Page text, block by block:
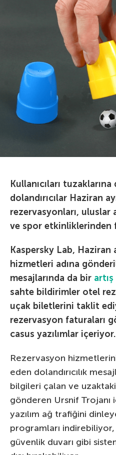
Kullanıcıları
dolandırıcılar Haziran
rezervasyonları, uluslar
ve spor etkinliklerinden
Kaspersky Lab, Haziran
hizmetleri adına
mesajlarında da bir
sahte bildirimler otel
uçak biletlerini taklit
rezervasyon faturaları
casus yazılımlar içeriyor.
Rezervasyon
eden dolandırıcılık
bilgileri çalan ve
gönderen Ursnif Trojanı
yazılım ağ trafiğini
programları indirebiliyor,
güvenlik duvarı gibi